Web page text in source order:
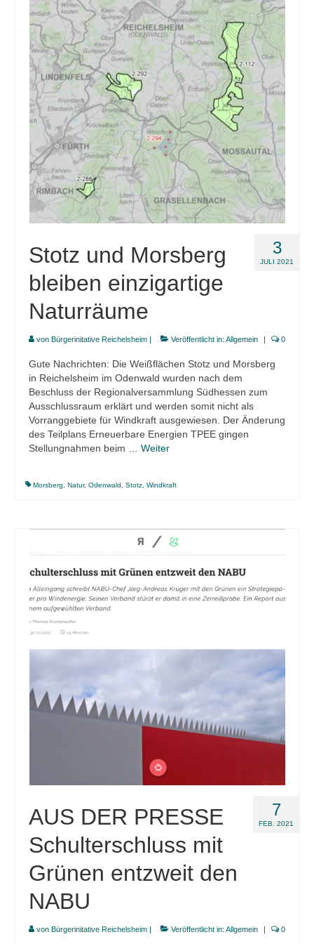
Links
Position
Impressum
Datenschutzerklärung
3
JULI 2021
Stotz und Morsberg
bleiben einzigartige
Naturräume
von Bürgerinitative Reichelsheim | Veröffentlicht in: Allgemein | 0
Gute Nachrichten: Die Weißflächen Stotz und Morsberg
in Reichelsheim im Odenwald wurden nach dem
Beschluss der Regionalversammlung Südhessen zum
Ausschlussraum erklärt und werden somit nicht als
Vorranggebiete für Windkraft ausgewiesen. Der Änderung
des Teilplans Erneuerbare Energien TPEE gingen
Stellungnahmen beim … Weiter
Morsberg Natur, Odenwald Stotz Windkraft
7
FEB. 2021
AUS DER PRESSE
Schulterschluss mit
Grünen entzweit den
NABU
von Bürgerinitative Reichelsheim | Veröffentlicht in: Allgemein | 0